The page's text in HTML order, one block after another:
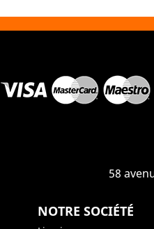
58
NOTRE SOCIÉTÉ